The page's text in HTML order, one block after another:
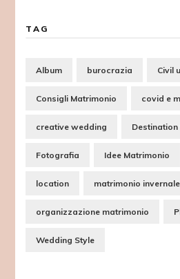
TAG
Album burocrazia Civil
Consigli Matrimonio covid e
creative wedding Destination
Fotografia Idee Matrimonio
location matrimonio invernale
organizzazione matrimonio
Wedding Style